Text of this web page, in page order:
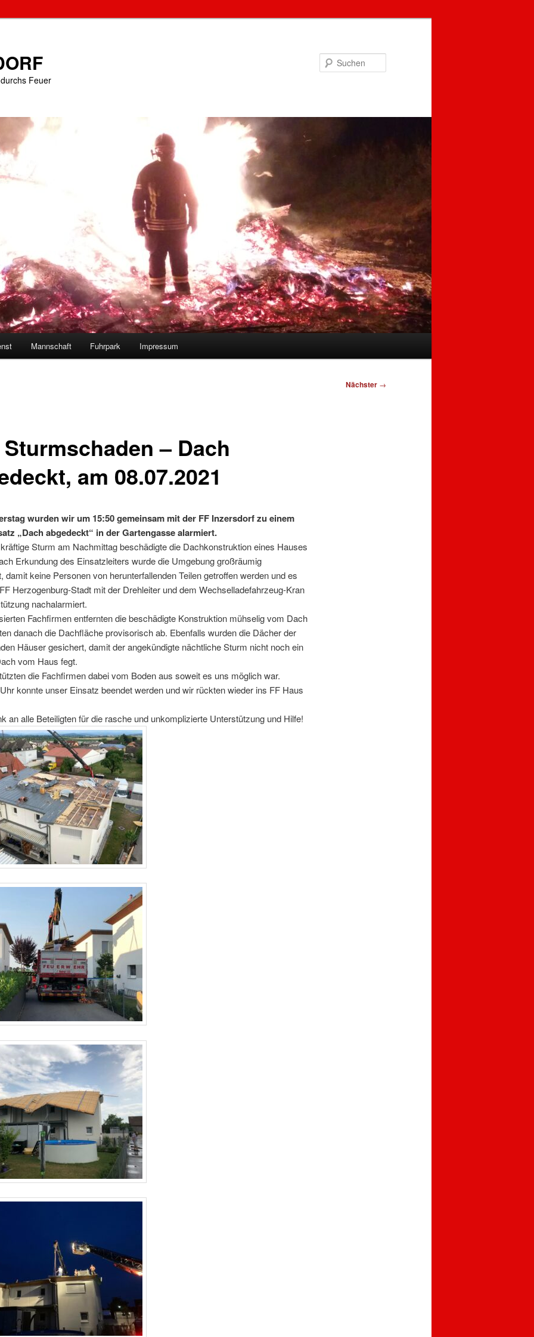
Feuer
Mannschaft Fuhrpark Impressum
Nächster →
– Dach
am 08.07.2021
wurden wir um 15:50 gemeinsam mit der FF Inzersdorfzu einem
„Dach abgedeckt“ in der Gartengasse alarmiert.
Sturm am Nachmittag beschädigte die Dachkonstruktion eines Hauses
Erkundung des Einsatzleiters wurde die Umgebung großräumig
damit keine Personen von herunterfallenden Teilen getroffen werden und es
FF Herzogenburg-Stadtmit der Drehleiter und dem Wechselladefahrzeug-Kran
nachalarmiert.
Fachfirmen entfernten die beschädigte Konstruktion mühselig vom Dach
danach die Dachfläche provisorisch ab. Ebenfalls wurden die Dächer der
Häuser gesichert, damit der angekündigte nächtliche Sturm nicht noch ein
vom Haus fegt.
die Fachfirmen dabei vom Boden aus soweit es uns möglich war.
konnte unser Einsatz beendet werden und wir rückten wieder ins FF Haus
an alle Beteiligten für die rasche und unkomplizierte Unterstützung und Hilfe!